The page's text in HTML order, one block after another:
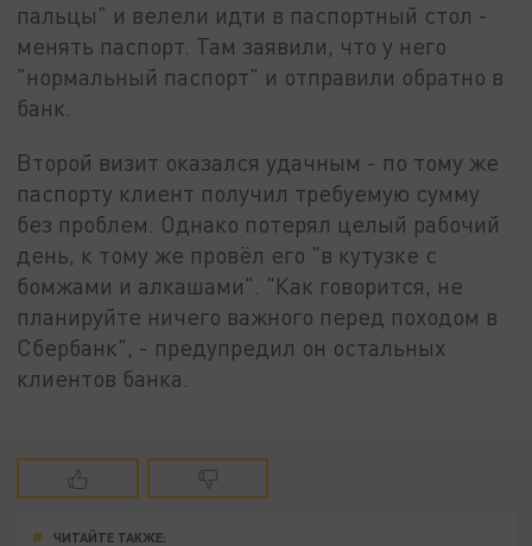
пальцы" и велели идти в паспортный стол -
менять паспорт. Там заявили, что у него
"нормальный паспорт" и отправили обратно в
банк.
Второй визит оказался удачным - по тому же
паспорту клиент получил требуемую сумму
без проблем. Однако потерял целый рабочий
день, к тому же провёл его "в кутузке с
бомжами и алкашами". "Как говорится, не
планируйте ничего важного перед походом в
Сбербанк", - предупредил он остальных
клиентов банка.
ЧИТАЙТЕ ТАКЖЕ: